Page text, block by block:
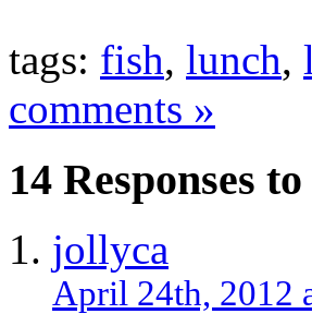
tags: fish, lunch,
comments »
14 Responses
jollyca
April 24th, 2012